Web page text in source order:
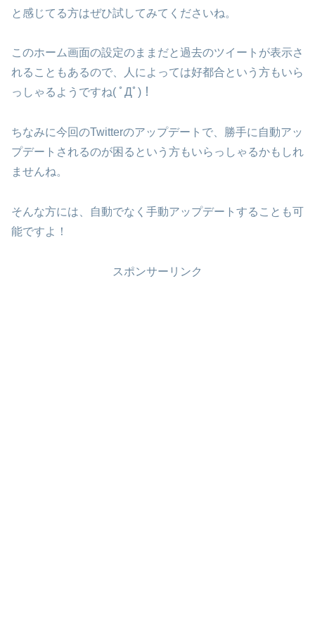
と感じてる方はぜひ試してみてくださいね。
このホーム画面の設定のままだと過去のツイートが表示さ
れることもあるので、人によっては好都合という方もいら
っしゃるようですね( ﾟДﾟ)！
ちなみに今回のTwitterのアップデートで、勝手に自動アッ
プデートされるのが困るという方もいらっしゃるかもしれ
ませんね。
そんな方には、自動でなく手動アップデートすることも可
能ですよ！
スポンサーリンク